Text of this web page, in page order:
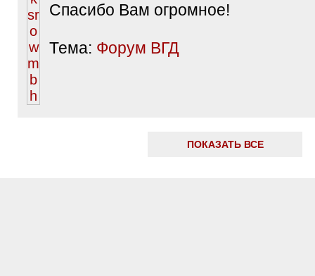
Спасибо Вам огромное!
Тема: Форум ВГД
ПОКАЗАТЬ ВСЕ